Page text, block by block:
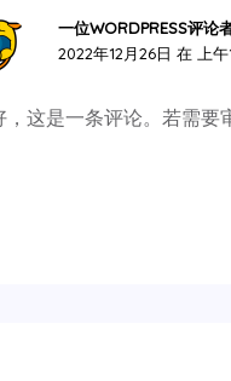
一位WORDPRESS评论
2022年12月26日 在 上午
，这是一条评论。若需要